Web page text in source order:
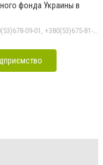
фонда Украины в
+380(53)675-81-37, +380(53)678-09-01, +380(53)675-81-32, +380(53)675-81-40, +380(53)675-81-33, +380(53)675-81-38, +380(53)675-81-31, +380(53)678-08-87